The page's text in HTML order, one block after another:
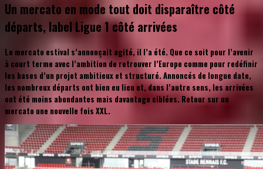
Un mercato en mode tout doit disparaître côté
départs, label Ligue 1 côté arrivées
Le mercato estival s’annonçait agité, il l’a été. Que ce soit pour l’avenir
à court terme avec l’ambition de retrouver l’Europe comme pour redéfinir
les bases d’un projet ambitieux et structuré. Annoncés de longue date,
les nombreux départs ont bien eu lieu et, dans l’autre sens, les arrivées
ont été moins abondantes mais davantage ciblées. Retour sur un
mercato une nouvelle fois XXL.